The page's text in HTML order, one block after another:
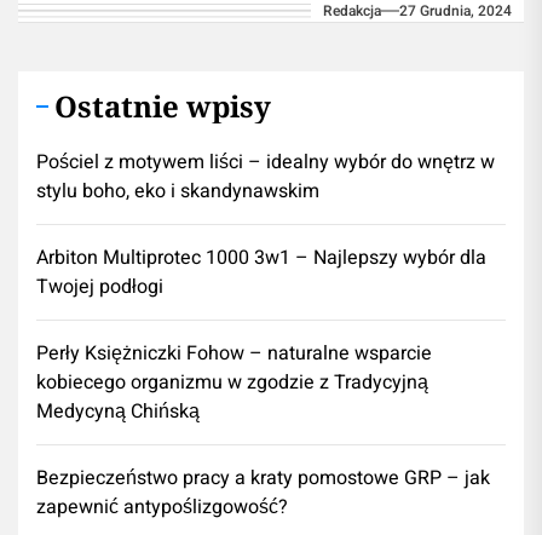
dostosowane do Twoich celów i poziomu...
Redakcja 27 Grudnia, 2024
Ostatnie wpisy
Pościel z motywem liści – idealny wybór do wnętrz w
stylu boho, eko i skandynawskim
Arbiton Multiprotec 1000 3w1 – Najlepszy wybór dla
Twojej podłogi
Perły Księżniczki Fohow – naturalne wsparcie
kobiecego organizmu w zgodzie z Tradycyjną
Medycyną Chińską
Bezpieczeństwo pracy a kraty pomostowe GRP – jak
zapewnić antypoślizgowość?